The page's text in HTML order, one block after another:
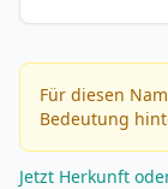
Für diesen
Bedeutung
Jetzt Herkunft